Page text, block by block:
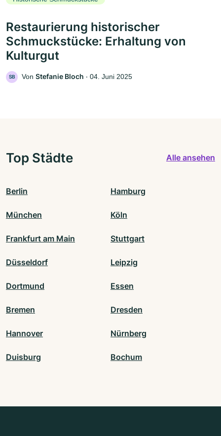
Restaurierung historischer
Schmuckstücke: Erhaltung von
Kulturgut
SB Von Stefanie Bloch ‧ 04. Juni 2025
Top Städte Alle ansehen
Berlin Hamburg
München Köln
Frankfurt am Main Stuttgart
Düsseldorf Leipzig
Dortmund Essen
Bremen Dresden
Hannover Nürnberg
Duisburg Bochum